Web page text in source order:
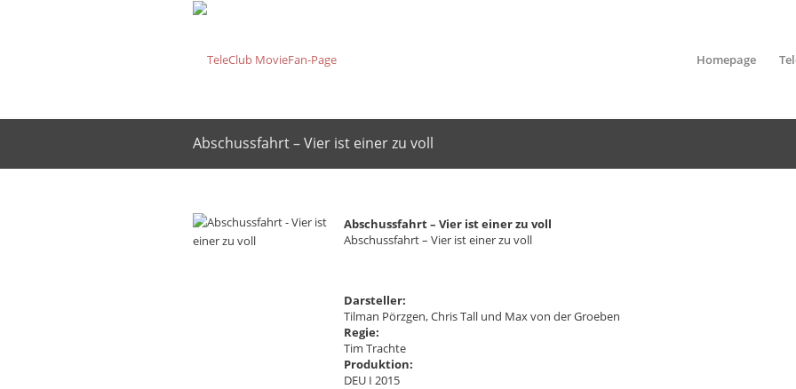
Homepage
Abschussfahrt – Vier ist einer zu voll
Abschussfahrt – Vier ist einer zu voll
Abschussfahrt – Vier ist einer zu voll
Darsteller:
Tilman Pörzgen, Chris Tall und Max von der Groeben
Regie:
Tim Trachte
Produktion:
DEU I 2015